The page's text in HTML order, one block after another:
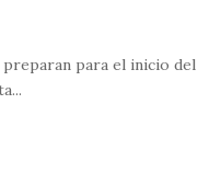
para el inicio del